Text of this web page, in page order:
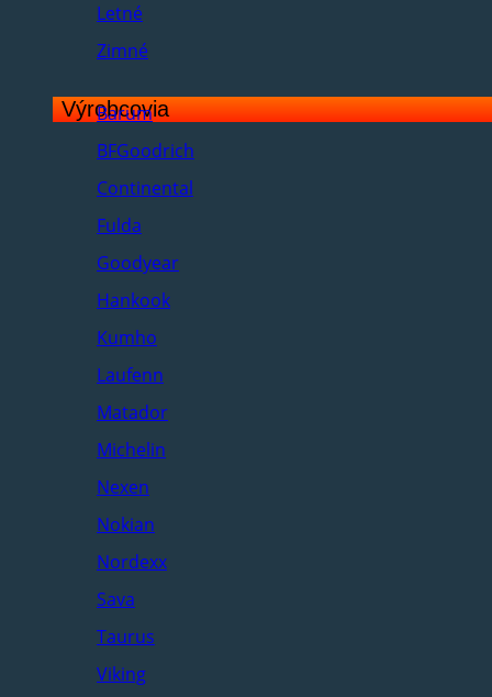
Letné
Zimné
Výrobcovia
Barum
BFGoodrich
Continental
Fulda
Goodyear
Hankook
Kumho
Laufenn
Matador
Michelin
Nexen
Nokian
Nordexx
Sava
Taurus
Viking